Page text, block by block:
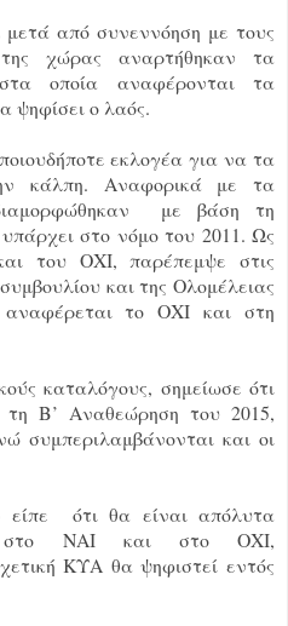
από συνεννόηση με τους
της χώρας αναρτήθηκαν τα
οποία αναφέρονται τα
ψηφίσει ο λαός.
εκλογέα για να τα
κάλπη. Αναφορικά με τα
με βάση τη
στο νόμο του 2011. Ως
του ΟΧΙ, παρέπεμψε στις
και της Ολομέλειας
το ΟΧΙ και στη
καταλόγους, σημείωσε ότι
Β’ Αναθεώρηση του 2015,
συμπεριλαμβάνονται και οι
είπε ότι θα είναι απόλυτα
στο ΝΑΙ και στο ΟΧΙ,
ΚΥΑ θα ψηφιστεί εντός